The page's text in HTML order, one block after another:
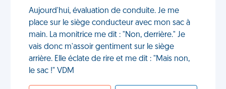
Aujourd'hui, évaluation de conduite. Je me
place sur le siège conducteur avec mon sac à
main. La monitrice me dit : "Non, derrière." Je
vais donc m'assoir gentiment sur le siège
arrière. Elle éclate de rire et me dit : "Mais non,
le sac !" VDM